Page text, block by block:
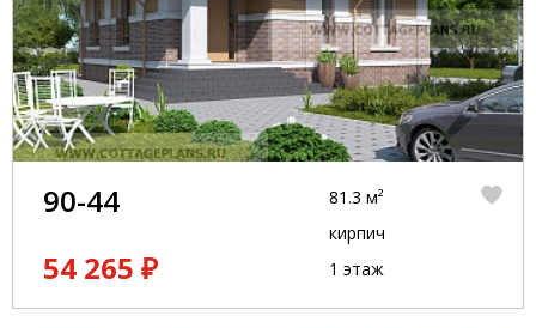
90-44
54 265 ₽
81.3 м²
кирпич
1 этаж